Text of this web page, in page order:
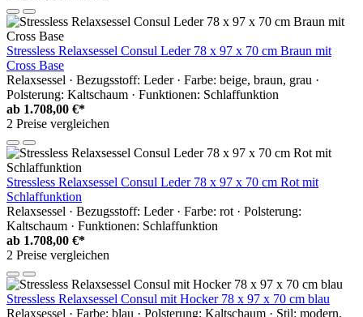
Stressless Relaxsessel Consul Leder 78 x 97 x 70 cm Braun mit
Cross Base
Relaxsessel · Bezugsstoff: Leder · Farbe: beige, braun, grau ·
Polsterung: Kaltschaum · Funktionen: Schlaffunktion
ab 1.708,00 €*
2 Preise vergleichen
Stressless Relaxsessel Consul Leder 78 x 97 x 70 cm Rot mit
Schlaffunktion
Relaxsessel · Bezugsstoff: Leder · Farbe: rot · Polsterung:
Kaltschaum · Funktionen: Schlaffunktion
ab 1.708,00 €*
2 Preise vergleichen
Stressless Relaxsessel Consul mit Hocker 78 x 97 x 70 cm blau
Relaxsessel · Farbe: blau · Polsterung: Kaltschaum · Stil: modern,